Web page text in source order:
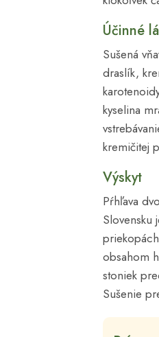
Účinné
Sušená
draslík,
kyselina
kremičitej
Výskyt
Pŕhľava
obsahom
stoniek
Sušenie